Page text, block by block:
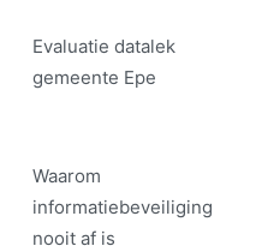
Evaluatie datalek
gemeente Epe
Waarom
informatiebeveiliging
nooit af is